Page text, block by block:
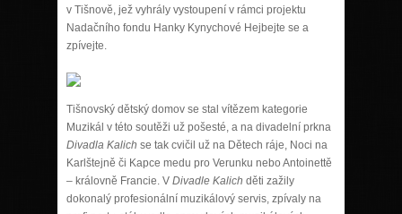
v Tišnově, jež vyhrály vystoupení v rámci projektu
Nadačního fondu Hanky Kynychové Hejbejte se a
zpívejte.
Tišnovský dětský domov se stal vítězem kategorie
Muzikál v této soutěži už pošesté, a na divadelní prkna
Divadla Kalich se tak cvičil už na Dětech ráje, Noci na
Karlštejně či Kapce medu pro Verunku nebo Antoinettě
– královně Francie. V Divadle Kalich děti zažily
dokonalý profesionální muzikálový servis, zpívaly na